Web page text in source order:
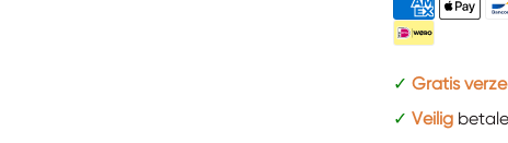
✓ Gratis
✓ Veilig